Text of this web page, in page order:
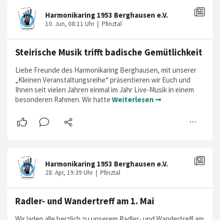
Steirische Musik trifft badische Gemütlichkeit
Liebe Freunde des Harmonikaring Berghausen, mit unserer
„Kleinen Veranstaltungsreihe“ präsentieren wir Euch und
Ihnen seit vielen Jahren einmal im Jahr Live-Musik in einem
besonderen Rahmen. Wir hatte Weiterlesen ➞
Radler- und Wandertreff am 1. Mai